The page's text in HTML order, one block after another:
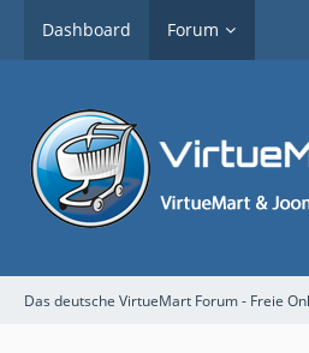
Dashboard Forum
Das deutsche VirtueMart Forum - Freie